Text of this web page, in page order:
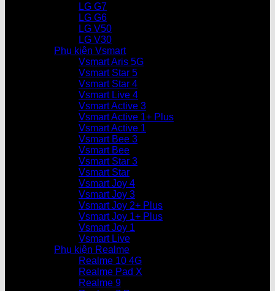
LG G7
LG G6
LG V50
LG V30
Phụ kiện Vsmart
Vsmart Aris 5G
Vsmart Star 5
Vsmart Star 4
Vsmart Live 4
Vsmart Active 3
Vsmart Active 1+ Plus
Vsmart Active 1
Vsmart Bee 3
Vsmart Bee
Vsmart Star 3
Vsmart Star
Vsmart Joy 4
Vsmart Joy 3
Vsmart Joy 2+ Plus
Vsmart Joy 1+ Plus
Vsmart Joy 1
Vsmart Live
Phụ kiện Realme
Realme 10 4G
Realme Pad X
Realme 9